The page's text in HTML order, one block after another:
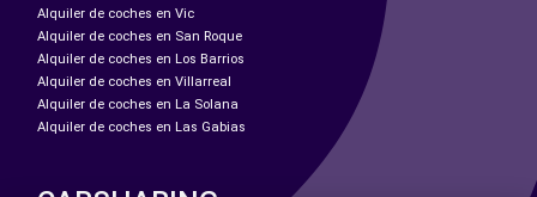
Alquiler de coches en Vic
Alquiler de coches en San Roque
Alquiler de coches en Los Barrios
Alquiler de coches en Villarreal
Alquiler de coches en La Solana
Alquiler de coches en Las Gabias